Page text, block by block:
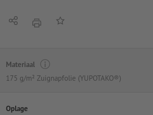
Delen afdrukkenOp de lijst
Materiaal
175 g/m² Zuignapfolie (YUPOTAKO®)
Oplage